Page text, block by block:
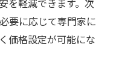
を軽減できます。次
要に応じて専門家に
価格設定が可能にな